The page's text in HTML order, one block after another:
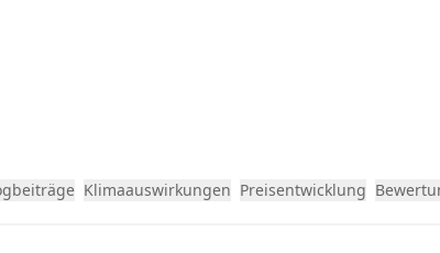
Klimaauswirkungen Preisentwicklung